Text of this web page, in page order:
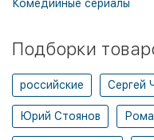
Комедийные сериалы
Подборки
российские Сергей
Юрий Стоянов